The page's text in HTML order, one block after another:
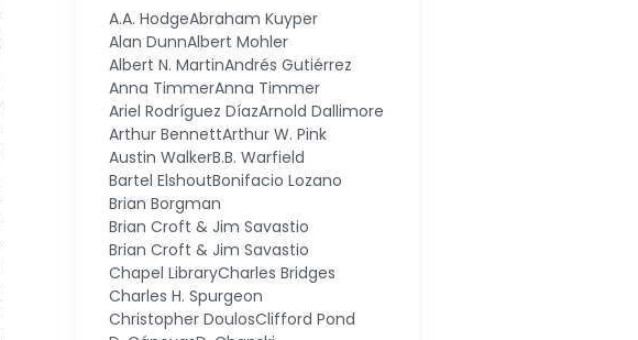
A.A. HodgeAbraham Kuyper
Alan DunnAlbert Mohler
Albert N. MartinAndrés Gutiérrez
Anna TimmerAnna Timmer
Ariel Rodríguez DíazArnold Dallimore
Arthur BennettArthur W. Pink
Austin WalkerB.B. Warfield
Bartel ElshoutBonifacio Lozano
Brian Borgman
Brian Croft & Jim Savastio
Brian Croft & Jim Savastio
Chapel LibraryCharles Bridges
Charles H. Spurgeon
Christopher DoulosClifford Pond